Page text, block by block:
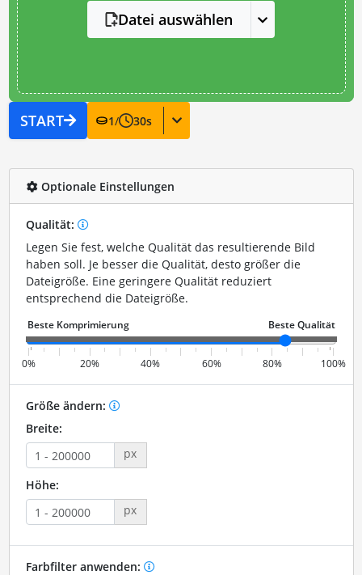
Datei auswählen
START 1/ 30s
Optionale Einstellungen
Qualität:
Legen Sie fest, welche Qualität das resultierende Bild
haben soll. Je besser die Qualität, desto größer die
Dateigröße. Eine geringere Qualität reduziert
entsprechend die Dateigröße.
0% 20% 40% 60% 80% 100%
Größe ändern:
Breite:
px
Höhe:
px
Farbfilter anwenden: